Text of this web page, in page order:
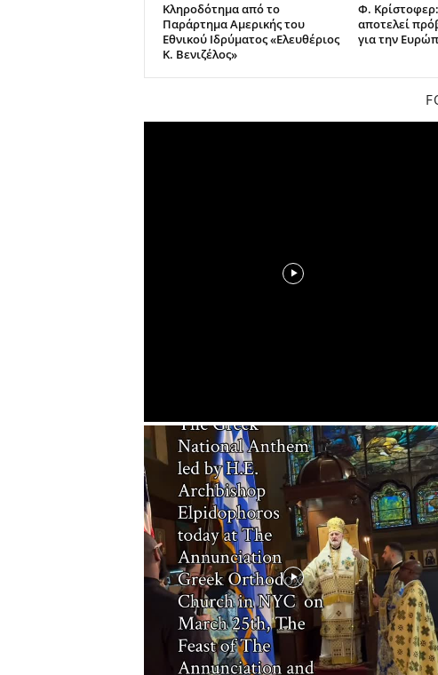
Κληροδότημα από το
Παράρτημα Αμερικής του
Εθνικού Ιδρύματος «Ελευθέριος
Κ. Βενιζέλος»
Φ.
αποτελεί
για την